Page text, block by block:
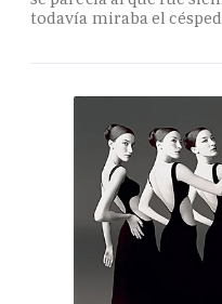
todavía miraba el